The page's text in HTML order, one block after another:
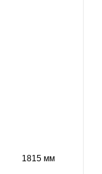
1815 мм